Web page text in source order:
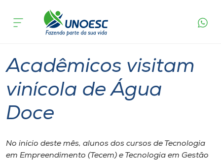
Cursos
Pesquisa
Atendimento ao Estudante
Portal de Ensino
acontece
Acadêmicos visitam
vinícola de Água
Doce
No início deste mês, alunos dos cursos de Tecnologia
em Empreendimento (Tecem) e Tecnologia em Gestão